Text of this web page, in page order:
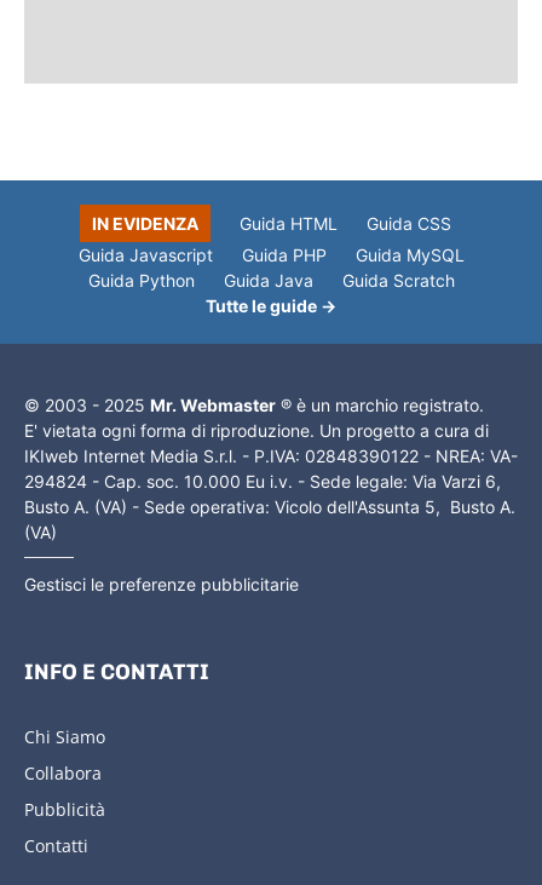
IN EVIDENZA Guida HTML
Guida CSS
Guida Javascript
Guida PHP
Guida MySQL
Guida Python
Guida Java
Guida Scratch
Tutte le guide →
© 2003 - 2025 Mr. Webmaster ® è un marchio registrato.
E' vietata ogni forma di riproduzione. Un progetto a cura di
IKIweb Internet Media S.r.l. - P.IVA: 02848390122 - NREA: VA-
294824 - Cap. soc. 10.000 Eu i.v. - Sede legale: Via Varzi 6,
Busto A. (VA) - Sede operativa: Vicolo dell'Assunta 5, Busto A.
(VA)
Gestisci le preferenze pubblicitarie
INFO E CONTATTI
Chi Siamo
Collabora
Pubblicità
Contatti